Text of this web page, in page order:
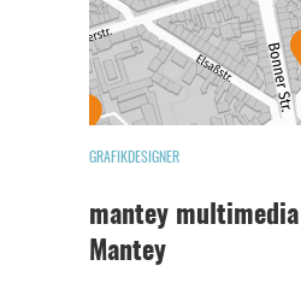
GRAFIKDESIGNER
mantey multimedia
Mantey